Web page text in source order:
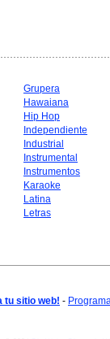
Grupera
Hawaiana
Hip Hop
Independiente
Industrial
Instrumental
Instrumentos
Karaoke
Latina
Letras
tu sitio web! -